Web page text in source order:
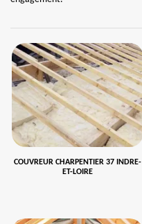
COUVREUR CHARPENTIER 37 INDRE-
ET-LOIRE